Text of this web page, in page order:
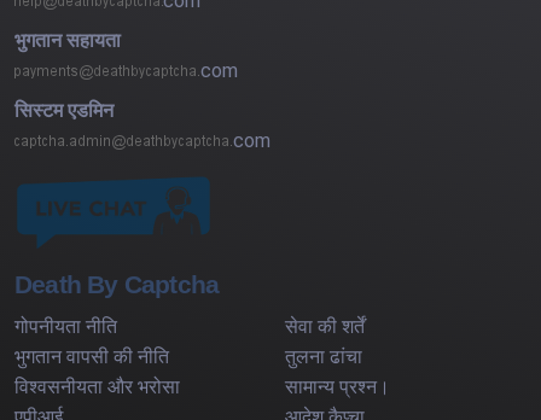
भुगतान सहायता
com
सिस्टम एडमिन
com
Death By Captcha
गोपनीयता नीति
सेवा की शर्तें
भुगतान वापसी की नीति
तुलना ढांचा
विश्वसनीयता और भरोसा
सामान्य प्रश्न।